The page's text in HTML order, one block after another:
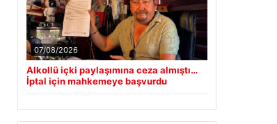
07/08/2026
Alkollü içki paylaşımına ceza almıştı…
İptal için mahkemeye başvurdu